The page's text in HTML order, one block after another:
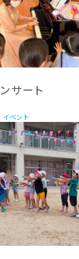
サート
イベント